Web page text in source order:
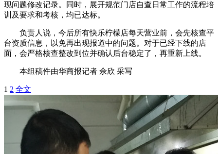
现问题修改记录。同时，展开规范门店自查日常工作的流程培
训及要求和考核，均已达标。
负责人说，今后所有快乐柠檬店每天营业前，会先核查平
台资质信息，以免再出现报道中的问题。对于已经下线的店
面，会严格核查整改到位并确认后台稳定了，再重新上线。
本组稿件由华商报记者 佘欣 采写
1 2 全文